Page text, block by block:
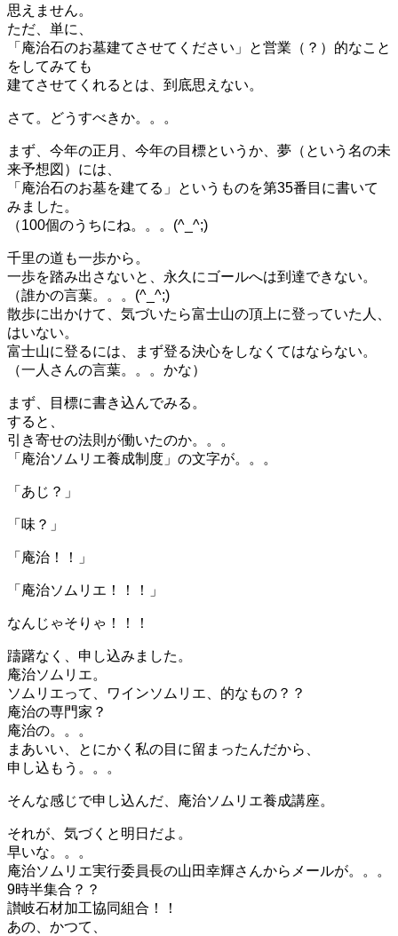
思えません。
ただ、単に、
「庵治石のお墓建てさせてください」と営業（？）的なこと
をしてみても
建てさせてくれるとは、到底思えない。
さて。どうすべきか。。。
まず、今年の正月、今年の目標というか、夢（という名の未
来予想図）には、
「庵治石のお墓を建てる」というものを第35番目に書いて
みました。
（100個のうちにね。。。(^_^;)
千里の道も一歩から。
一歩を踏み出さないと、永久にゴールへは到達できない。
（誰かの言葉。。。(^_^;)
散歩に出かけて、気づいたら富士山の頂上に登っていた人、
はいない。
富士山に登るには、まず登る決心をしなくてはならない。
（一人さんの言葉。。。かな）
まず、目標に書き込んでみる。
すると、
引き寄せの法則が働いたのか。。。
「庵治ソムリエ養成制度」の文字が。。。
「あじ？」
「味？」
「庵治！！」
「庵治ソムリエ！！！」
なんじゃそりゃ！！！
躊躇なく、申し込みました。
庵治ソムリエ。
ソムリエって、ワインソムリエ、的なもの？？
庵治の専門家？
庵治の。。。
まあいい、とにかく私の目に留まったんだから、
申し込もう。。。
そんな感じで申し込んだ、庵治ソムリエ養成講座。
それが、気づくと明日だよ。
早いな。。。
庵治ソムリエ実行委員長の山田幸輝さんからメールが。。。
9時半集合？？
讃岐石材加工協同組合！！
あの、かつて、